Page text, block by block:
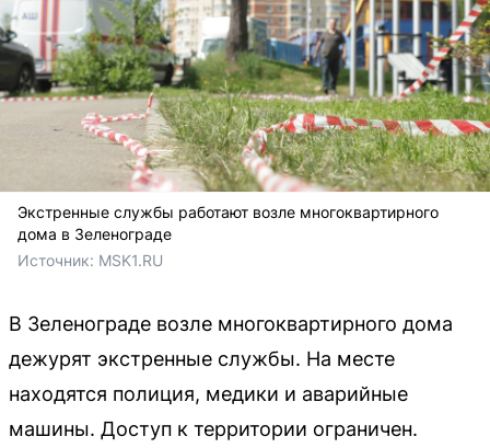
Экстренные службы работают возле многоквартирного
дома в Зеленограде
Источник: MSK1.RU
В Зеленограде возле многоквартирного дома
дежурят экстренные службы. На месте
находятся полиция, медики и аварийные
машины. Доступ к территории ограничен.